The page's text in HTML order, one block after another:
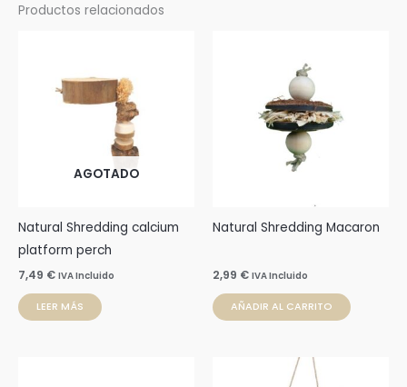
Productos relacionados
AGOTADO
Natural Shredding calcium
platform perch
7,49 € IVA Incluido
LEER MÁS
Natural Shredding Macaron
2,99 € IVA Incluido
AÑADIR AL CARRITO